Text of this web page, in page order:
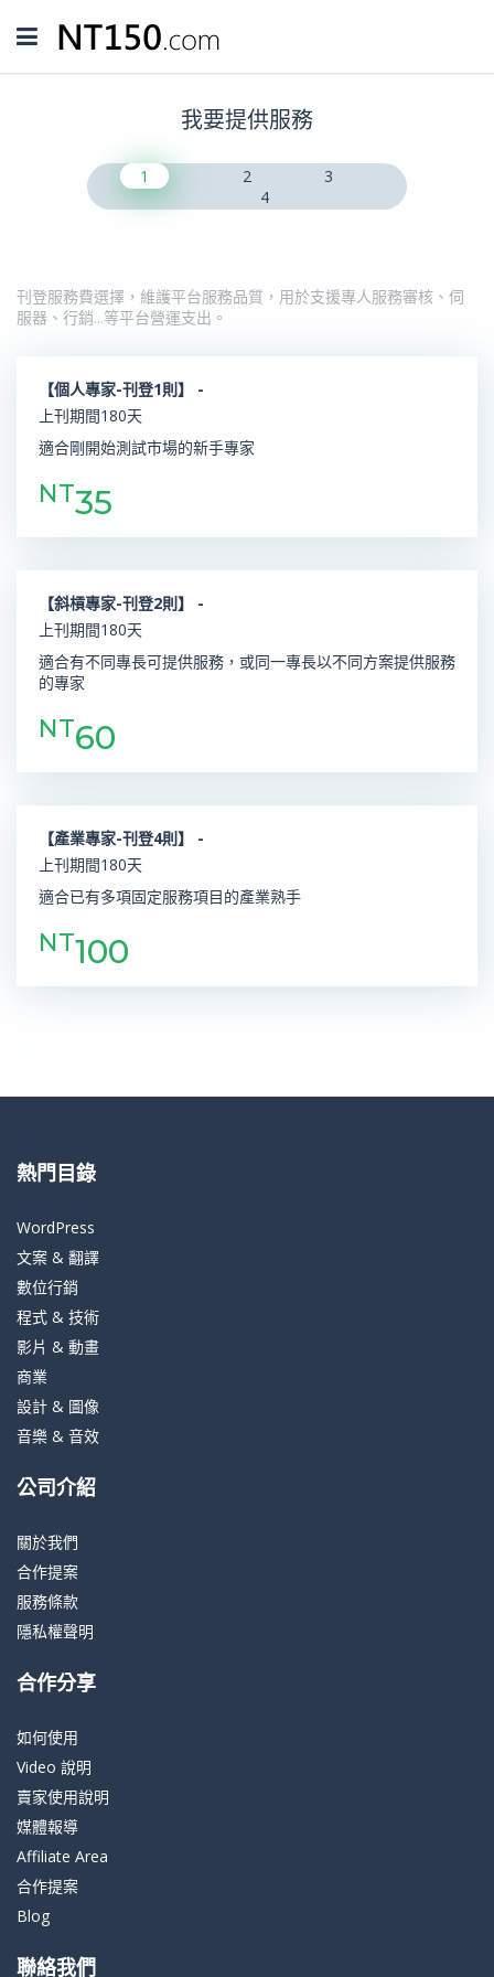
Toggle
navigation
我要提供服務
1 2
3
4
刊登服務費選擇，維護平台服務品質，用於支援專人服務審核、伺
服器、行銷…等平台營運支出。
【個人專家-刊登1則】 -
上刊期間180天
適合剛開始測試市場的新手專家
NT35
【斜槓專家-刊登2則】 -
上刊期間180天
適合有不同專長可提供服務，或同一專長以不同方案提供服務
的專家
NT60
【產業專家-刊登4則】 -
上刊期間180天
適合已有多項固定服務項目的產業熟手
NT100
熱門目錄
WordPress
文案 & 翻譯
數位行銷
程式 & 技術
影片 & 動畫
商業
設計 & 圖像
音樂 & 音效
公司介紹
關於我們
合作提案
服務條款
隱私權聲明
合作分享
如何使用
Video 說明
賣家使用說明
媒體報導
Affiliate Area
合作提案
Blog
聯絡我們